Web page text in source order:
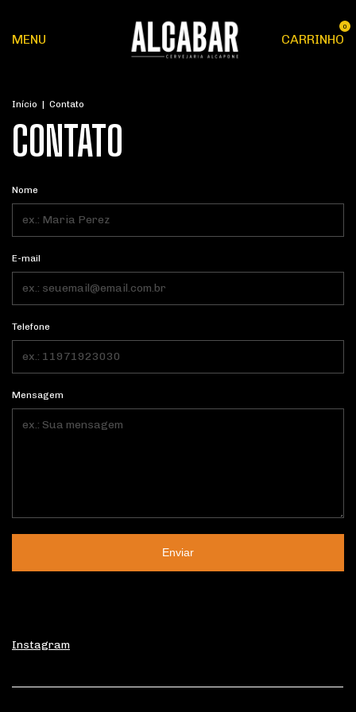
MENU CARRINHO
0
Início | Contato
CONTATO
Nome
E-mail
Telefone
Mensagem
Enviar
Instagram